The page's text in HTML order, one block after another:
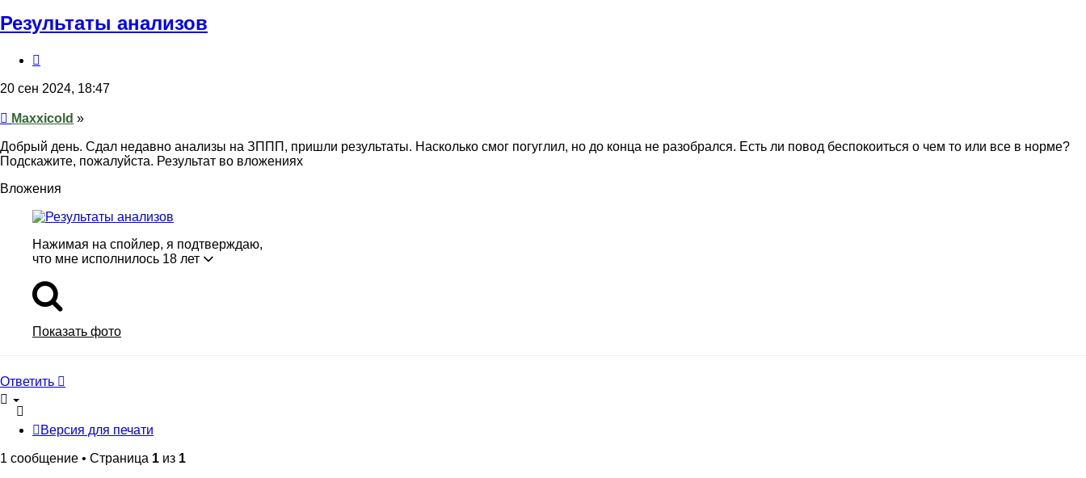
Результаты анализов
20 сен 2024, 18:47
Сообщение
Maxxicold »
Добрый день. Сдал недавно анализы на ЗППП, пришли результаты. Насколько смог погуглил, но до конца не разобрался. Есть ли повод беспокоиться о чем то или все в норме?
Подскажите, пожалуйста. Результат во вложениях
Вложения
Нажимая на спойлер, я подтверждаю,
что мне исполнилось 18 лет
Показать фото
Ответить
Версия для печати
1 сообщение • Страница 1 из 1